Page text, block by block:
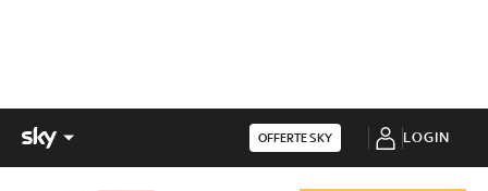
OFFERTE SKY LOGIN